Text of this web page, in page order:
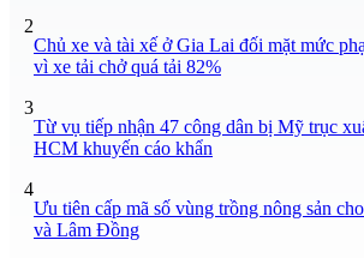
2
Chủ xe và tài xế ở Gia Lai đối mặt mức
vì xe tải chở quá tải 82%
3
Từ vụ tiếp nhận 47 công dân bị Mỹ trục
HCM khuyến cáo khẩn
4
Ưu tiên cấp mã số vùng trồng nông sản
và Lâm Đồng